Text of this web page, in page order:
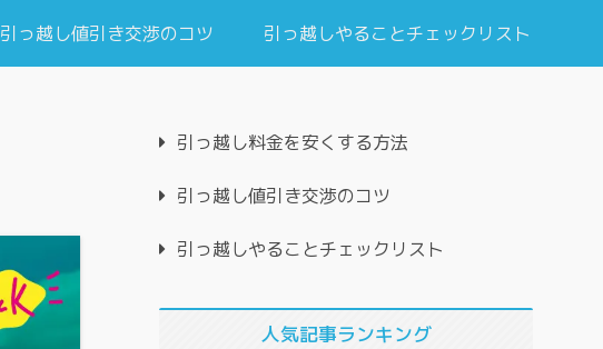
引っ越し値引き交渉のコツ 引っ越しやることチェックリスト
引っ越し料金を安くする方法
引っ越し値引き交渉のコツ
引っ越しやることチェックリスト
人気記事ランキング